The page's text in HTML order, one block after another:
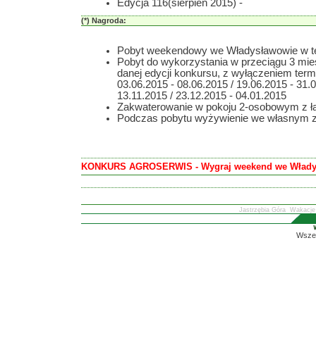
Edycja 116(sierpień 2015) -
(*) Nagroda:
Pobyt weekendowy we Władysławowie w
Pobyt do wykorzystania w przeciągu 3
danej edycji konkursu, z wyłączeniem
03.06.2015 - 08.06.2015 / 19.06.2015 -
13.11.2015 / 23.12.2015 - 04.01.2015
Zakwaterowanie w pokoju 2-osobowym z
Podczas pobytu wyżywienie we własnym
KONKURS AGROSERWIS - Wygraj weekend we
Jastrzębia Góra